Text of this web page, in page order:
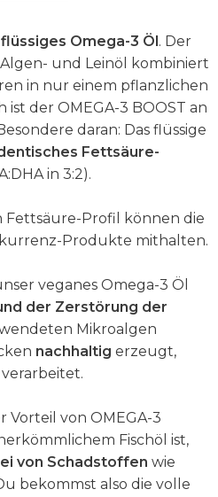
flüssiges Omega-3 Öl . Der
und Leinöl kombiniert
in nur einem pflanzlichen
ist der OMEGA-3 BOOST an
daran: Das flüssige
Fettsäure-
in 3:2).
Fettsäure-Profil können die
Produkte mithalten.
veganes Omega-3 Öl
der Zerstörung der
Mikroalgen
nachhaltig erzeugt,
Vorteil von OMEGA-3
Fischöl ist,
von Schadstoffen wie
bekommst also die volle